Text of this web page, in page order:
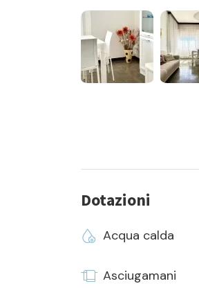
- consumi di acqua luce
- assistenza in loco 24h
- pulizia iniziale e finale
- la fornitura di
Dotazioni
Acqua calda
Asciugamani